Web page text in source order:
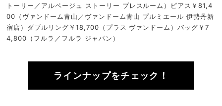
トーリー／アルページュ ストーリー プレスルーム）ピアス￥81,4
00（ヴァンドーム青山／ヴァンドーム青山 プルミエール 伊勢丹新
宿店）ダブルリング￥18,700（プラス ヴァンドーム）バッグ￥7
4,800（フルラ／フルラ ジャパン）
ラインナップをチェック！